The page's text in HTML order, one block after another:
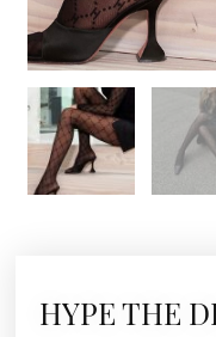
HYPE THE